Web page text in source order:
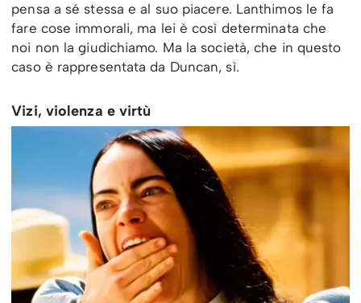
pensa a sé stessa e al suo piacere. Lanthimos le fa
fare cose immorali, ma lei è così determinata che
noi non la giudichiamo. Ma la società, che in questo
caso è rappresentata da Duncan, sì.
Vizi, violenza e virtù